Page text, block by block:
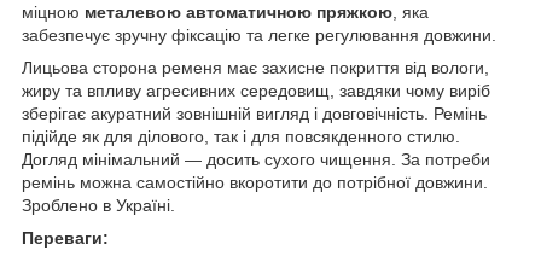
міцною металевою автоматичною пряжкою , яка
забезпечує зручну фіксацію та легке регулювання довжини.
Лицьова сторона ременя має захисне покриття від вологи,
жиру та впливу агресивних середовищ, завдяки чому виріб
зберігає акуратний зовнішній вигляд і довговічність. Ремінь
підійде як для ділового, так і для повсякденного стилю.
Догляд мінімальний — досить сухого чищення. За потреби
ремінь можна самостійно вкоротити до потрібної довжини.
Зроблено в Україні.
Переваги: